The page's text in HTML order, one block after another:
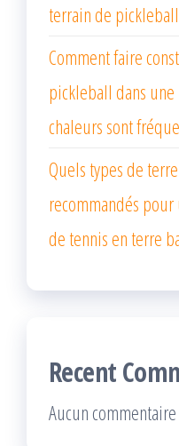
terrain de
Comment faire
pickleball dans
chaleurs sont
Quels types de
recommandés
de tennis en terre
Recent
Aucun